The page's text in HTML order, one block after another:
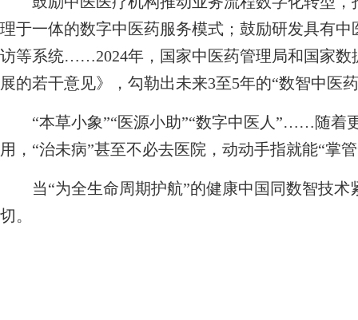
理于一体的数字中医药服务模式；鼓励研发具有
访等系统……2024年，国家中医药管理局和国家数
展的若干意见》，勾勒出未来3至5年的“数智中医
“本草小象”“医源小助”“数字中医人”……随着
用，“治未病”甚至不必去医院，动动手指就能“掌
当“为全生命周期护航”的健康中国同数智技术
切。